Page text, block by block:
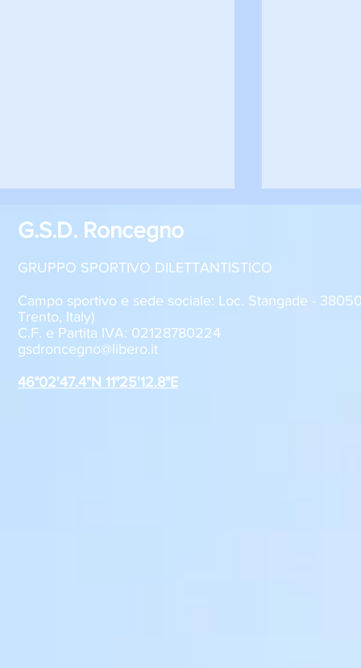
GSD Roncegno, iscrizioni
stagione 2026-2027
G.S.D. Roncegno
GRUPPO SPORTIVO DILETTANTISTICO
Campo sportivo e sede sociale: Loc. Stangade -
Trento, Italy)
C.F. e Partita IVA: 02128780224
gsdroncegno@libero.it
46°02'47.4"N 11°25'12.8"E